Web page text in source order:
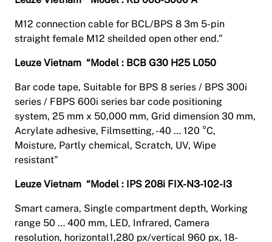
M12 connection cable for BCL/BPS 8 3m 5-pin
straight female M12 sheilded open other end.”
Leuze Vietnam “Model : BCB G30 H25 L050
Bar code tape, Suitable for BPS 8 series / BPS 300i
series / FBPS 600i series bar code positioning
system, 25 mm x 50,000 mm, Grid dimension 30 mm,
Acrylate adhesive, Filmsetting, -40 … 120 °C,
Moisture, Partly chemical, Scratch, UV, Wipe
resistant”
Leuze Vietnam “Model : IPS 208i FIX-N3-102-I3
Smart camera, Single compartment depth, Working
range 50 … 400 mm, LED, Infrared, Camera
resolution, horizontal1,280 px/vertical 960 px, 18-